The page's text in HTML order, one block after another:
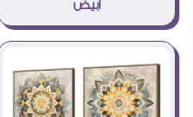
ابيض